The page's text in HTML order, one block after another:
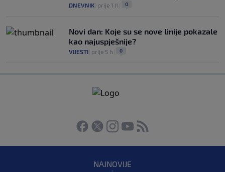
DNEVNIK prije 1 h 0
Novi dan: Koje su se nove linije pokazale
kao najuspješnije?
VIJESTI prije 5 h 0
NAJNOVIJE